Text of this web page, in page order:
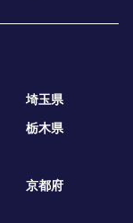
埼玉県
栃木県
京都府